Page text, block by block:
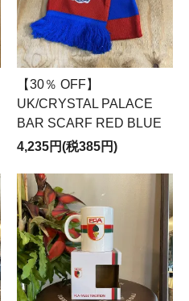
【30％ OFF】
UK/CRYSTAL PALACE
BAR SCARF RED BLUE
4,235円(税385円)